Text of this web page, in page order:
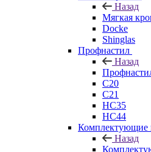
Назад
Мягкая
Docke
Shinglas
Профнастил
Назад
C20
C21
НС35
НС44
Комплектующие
Назад